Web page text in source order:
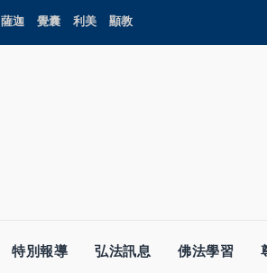
薩迦 覺囊 利美 顯教
特別報導 弘法訊息 佛法學習